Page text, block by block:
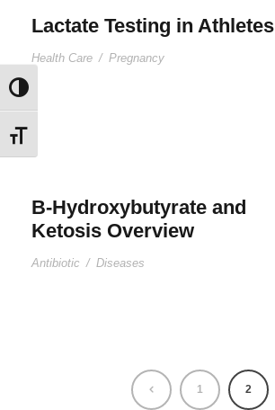
Εναλλαγή Υψηλής Αντίθεσης
Εναλλαγή Μεγέθους Γραμμάτων
Lactate Testing in Athletes
Health Care / Pregnancy
B-Hydroxybutyrate and
Ketosis Overview
Antibiotic / Diseases
1 2